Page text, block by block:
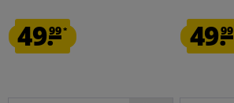
49.99* 49.99